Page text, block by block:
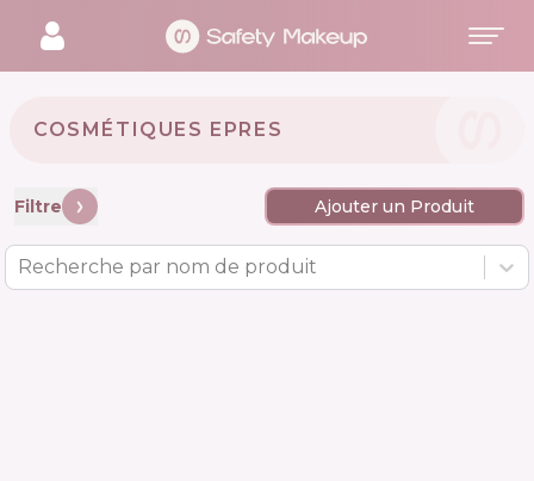
COSMÉTIQUES EPRES 🇺🇸
Filtre Ajouter un Produit
Recherche par nom de produit